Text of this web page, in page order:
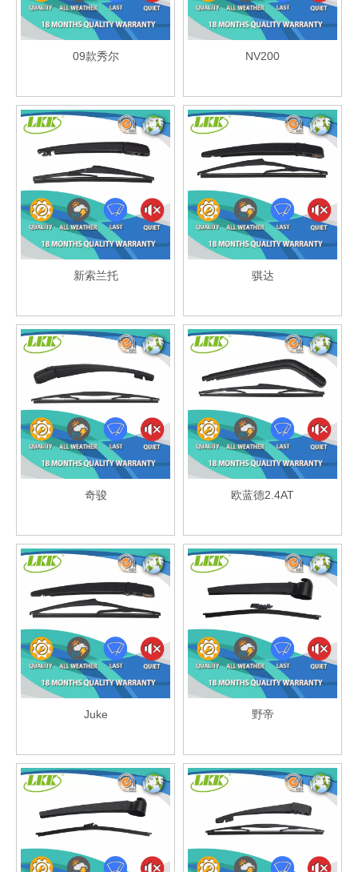
09款秀尔 NV200
新索兰托 骐达
奇骏 欧蓝德2.4AT
Juke 野帝